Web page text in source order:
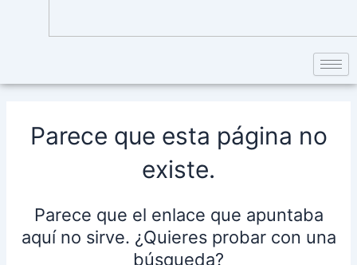
Parece que esta página no
existe.
Parece que el enlace que apuntaba
aquí no sirve. ¿Quieres probar con una
búsqueda?